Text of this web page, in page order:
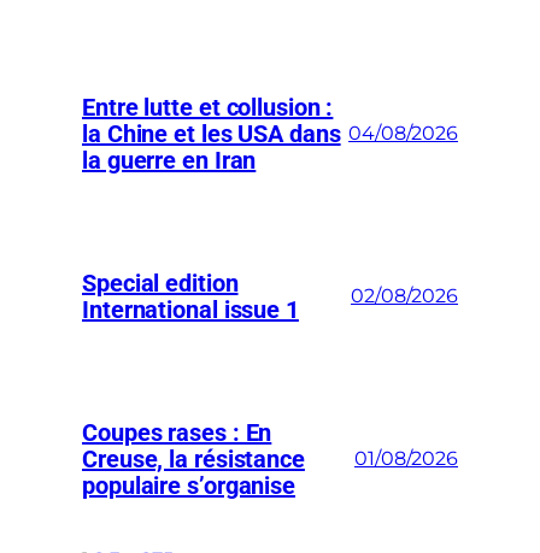
Entre lutte et collusion :
la Chine et les USA dans
la guerre en Iran
04/08/2026
Special edition
International issue 1
02/08/2026
Coupes rases : En
Creuse, la résistance
populaire s’organise
01/08/2026